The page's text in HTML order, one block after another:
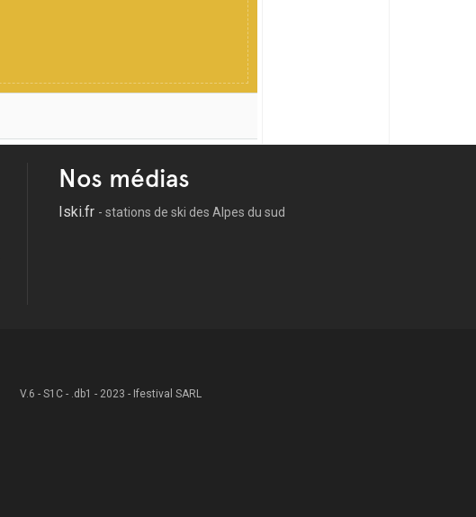
Nos médias
Iski.fr - stations de ski des Alpes du sud
V.6 - S1C - .db1 - 2023 - Ifestival SARL